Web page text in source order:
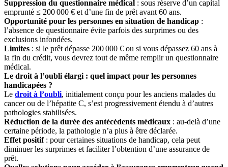
Suppression du questionnaire médical : sous réserve d’un capital
emprunté ≤ 200 000 € et d’une fin de prêt avant 60 ans.
Opportunité pour les personnes en situation de handicap :
l’absence de questionnaire évite parfois des surprimes ou des
exclusions infondées.
Limites : si le prêt dépasse 200 000 € ou si vous dépassez 60 ans à
la fin du crédit, vous devrez tout de même remplir un questionnaire
médical.
Le droit à l’oubli élargi : quel impact pour les personnes
handicapées ?
Le droit à l’oubli, initialement conçu pour les anciens malades du
cancer ou de l’hépatite C, s’est progressivement étendu à d’autres
pathologies stabilisées.
Réduction de la durée des antécédents médicaux : au-delà d’une
certaine période, la pathologie n’a plus à être déclarée.
Effet positif: pour certaines situations de handicap, cela peut
diminuer les surprimes et faciliter l’obtention d’une assurance de
prêt.